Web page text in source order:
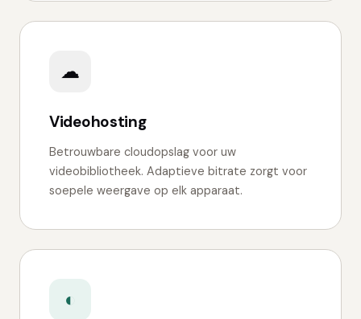
☁
Videohosting
Betrouwbare cloudopslag voor uw
videobibliotheek. Adaptieve bitrate zorgt voor
soepele weergave op elk apparaat.
◐